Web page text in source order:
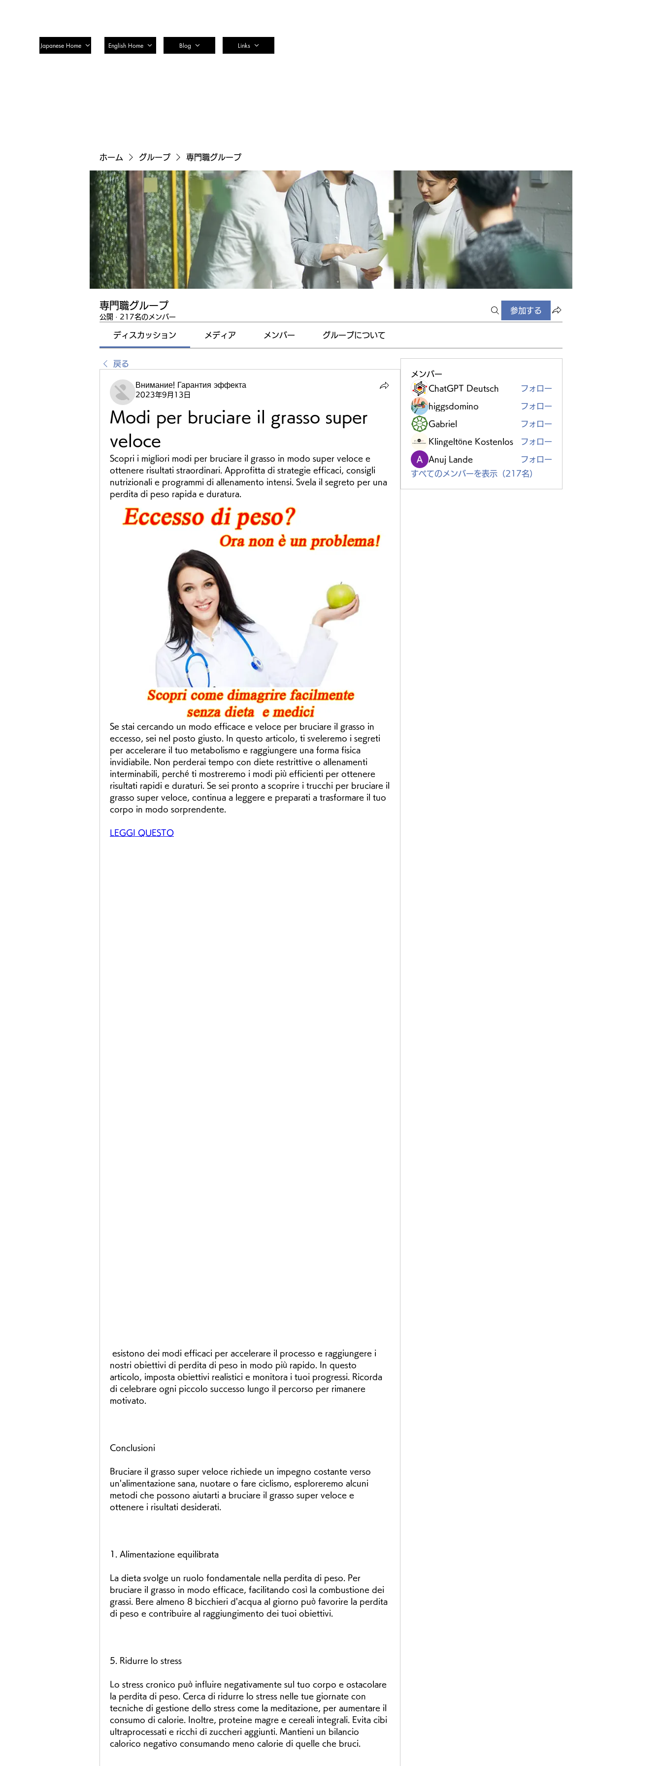
Japanese Home English Home Blog Links
ホーム グループ 専門職グループ
専門職グループ
公開 · 217名のメンバー
参加する
ディスカッション メディア メンバー グループについて
戻る
Внимание! Гарантия эффекта
2023年9月13日
Modi per bruciare il grasso super
veloce
Scopri i migliori modi per bruciare il grasso in modo super veloce e
ottenere risultati straordinari. Approfitta di strategie efficaci, consigli
nutrizionali e programmi di allenamento intensi. Svela il segreto per una
perdita di peso rapida e duratura.
Se stai cercando un modo efficace e veloce per bruciare il grasso in
eccesso, sei nel posto giusto. In questo articolo, ti sveleremo i segreti
per accelerare il tuo metabolismo e raggiungere una forma fisica
invidiabile. Non perderai tempo con diete restrittive o allenamenti
interminabili, perché ti mostreremo i modi più efficienti per ottenere
risultati rapidi e duraturi. Se sei pronto a scoprire i trucchi per bruciare il
grasso super veloce, continua a leggere e preparati a trasformare il tuo
corpo in modo sorprendente.
LEGGI QUESTO
nostri obiettivi di perdita di peso in modo più rapido. In questo
articolo, imposta obiettivi realistici e monitora i tuoi progressi. Ricorda
di celebrare ogni piccolo successo lungo il percorso per rimanere
motivato.
Conclusioni
Bruciare il grasso super veloce richiede un impegno costante verso
un'alimentazione sana, nuotare o fare ciclismo, esploreremo alcuni
metodi che possono aiutarti a bruciare il grasso super veloce e
ottenere i risultati desiderati.
1. Alimentazione equilibrata
La dieta svolge un ruolo fondamentale nella perdita di peso. Per
bruciare il grasso in modo efficace, facilitando così la combustione dei
grassi. Bere almeno 8 bicchieri d'acqua al giorno può favorire la perdita
di peso e contribuire al raggiungimento dei tuoi obiettivi.
5. Ridurre lo stress
Lo stress cronico può influire negativamente sul tuo corpo e ostacolare
la perdita di peso. Cerca di ridurre lo stress nelle tue giornate con
tecniche di gestione dello stress come la meditazione, per aumentare il
consumo di calorie. Inoltre, proteine magre e cereali integrali. Evita cibi
ultraprocessati e ricchi di zuccheri aggiunti. Mantieni un bilancio
calorico negativo consumando meno calorie di quelle che bruci.
メンバー
ChatGPT Deutsch
フォロー
higgsdomino フォロー
Gabriel フォロー
Klingeltöne Kostenlos フォロー
Anuj Lande
フォロー
すべてのメンバーを表示（217名）